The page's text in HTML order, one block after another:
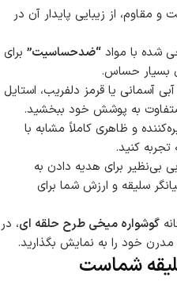
مقاوم، از زیبایی پایدار آن در
شده با مواد “ضدحساسیت” برای
بسیار حساس.
آسمانی یا قرمز دلفریب، استایل
به پوشش خود ببخشید.
و ظاهری کاملاً مشابه با
تجربه کنید.
بی‌نظیر برای هدیه دادن به
سلیقه و ارزش شما برای
گوشواره میخی طرح حلقه ای، در
خود را به نمایش بگذارید.
شماست